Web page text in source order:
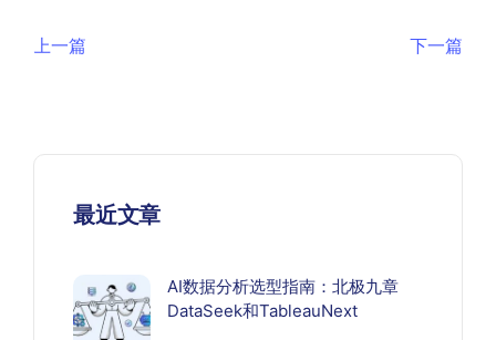
上一篇 下一篇
最近文章
AI数据分析选型指南：北极九章
DataSeek和TableauNext